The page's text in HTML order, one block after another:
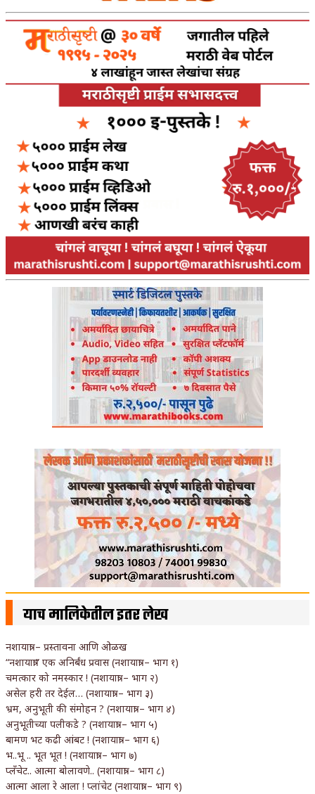
याच मालिकेतील इतर लेख
नशायात्रा – प्रस्तावना आणि ओळख
“नशायात्रा” एक अनिर्बंध प्रवास (नशायात्रा – भाग १)
चमत्कार को नमस्कार ! (नशायात्रा – भाग २)
असेल हरी तर देईल… (नशायात्रा – भाग ३)
भ्रम, अनुभूती की संमोहन ? (नशायात्रा – भाग ४)
अनुभूतीच्या पलीकडे ? (नशायात्रा – भाग ५)
बामण भट कढी आंबट ! (नशायात्रा – भाग ६)
भ..भू .. भूत भूत ! (नशायात्रा – भाग ७)
प्लँचेट.. आत्मा बोलावणे.. (नशायात्रा – भाग ८)
आत्मा आला रे आला ! प्लांचेट (नशायात्रा – भाग ९)